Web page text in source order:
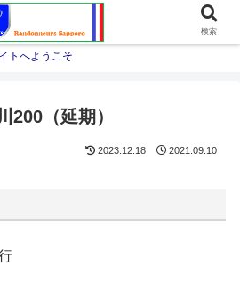
トへようこそ
200（延期）
2023.12.18 2021.09.10
検索